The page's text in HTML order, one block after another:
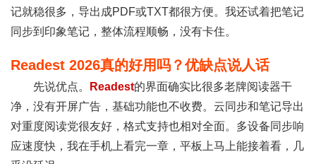
记就稳很多，导出成PDF或TXT都很方便。我还试着把笔记
同步到印象笔记，整体流程顺畅，没有卡住。
Readest 2026真的好用吗？优缺点说人话
先说优点。 Readest的界面确实比很多老牌阅读器干
净，没有开屏广告，基础功能也不收费。云同步和笔记导出
对重度阅读党很友好，格式支持也相对全面。多设备同步响
应速度快，我在手机上看完一章，平板上马上能接着看，几